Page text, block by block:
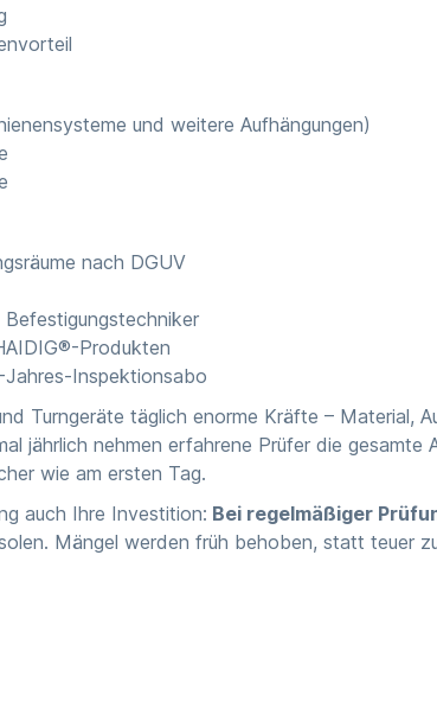
und weitere Aufhängungen)
nach DGUV
Produkten
Inspektionsabo
Turngeräte täglich enorme Kräfte – Material,
jährlich nehmen erfahrene Prüfer die
wie am ersten Tag.
auch Ihre Investition: Bei regelmäßiger
Mängel werden früh behoben, statt teuer